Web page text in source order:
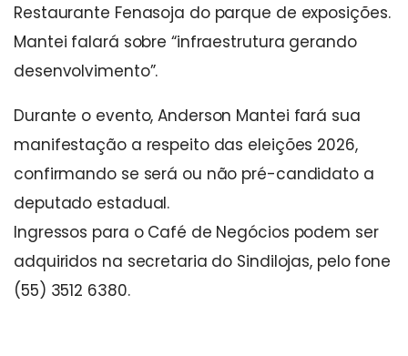
Restaurante Fenasoja do parque de exposições.
Mantei falará sobre “infraestrutura gerando
desenvolvimento”.
Durante o evento, Anderson Mantei fará sua
manifestação a respeito das eleições 2026,
confirmando se será ou não pré-candidato a
deputado estadual.
Ingressos para o Café de Negócios podem ser
adquiridos na secretaria do Sindilojas, pelo fone
(55) 3512 6380.